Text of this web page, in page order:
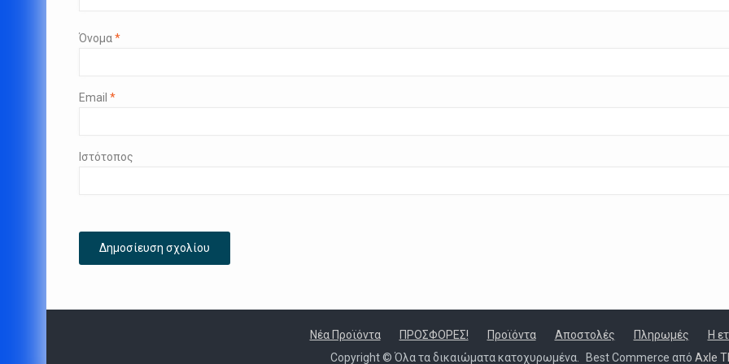
Όνομα*
Email *
Ιστότοπος
Νέα Προϊόντα ΠΡΟΣΦΟΡΕΣ! Προϊόντα Αποστολές Πληρωμές
Η
Copyright © Όλα τα δικαιώματα κατοχυρωμένα.
Best Commerce από Axle